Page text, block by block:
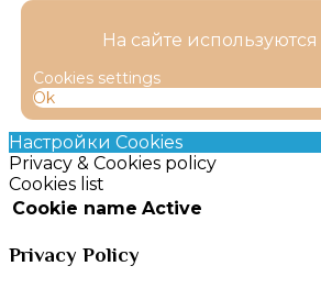
На сайте используются
Cookies settings
Ok
Настройки Cookies
Privacy & Cookies policy
Cookies list
Cookie name Active
Privacy Policy